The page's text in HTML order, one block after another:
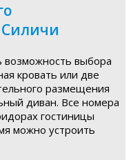
возможность выбора
кровать или две
размещения
диван. Все номера
гостиницы
можно устроить